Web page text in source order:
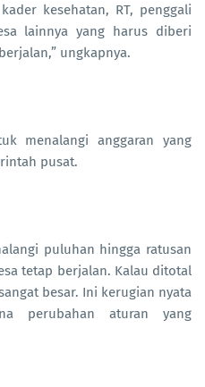
kesehatan, RT, penggali
lainnya yang harus diberi
ungkapnya.
menalangi anggaran yang
pusat.
puluhan hingga ratusan
tetap berjalan. Kalau ditotal
besar. Ini kerugian nyata
perubahan aturan yang